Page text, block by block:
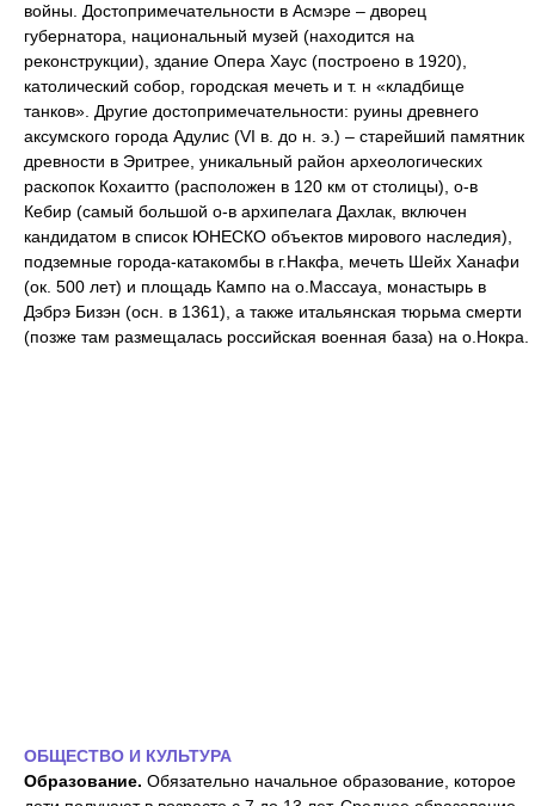
войны. Достопримечательности в Асмэре – дворец
губернатора, национальный музей (находится на
реконструкции), здание Опера Хаус (построено в 1920),
католический собор, городская мечеть и т. н «кладбище
танков». Другие достопримечательности: руины древнего
аксумского города Адулис (VI в. до н. э.) – старейший памятник
древности в Эритрее, уникальный район археологических
раскопок Кохаитто (расположен в 120 км от столицы), о-в
Кебир (самый большой о-в архипелага Дахлак, включен
кандидатом в список ЮНЕСКО объектов мирового наследия),
подземные города-катакомбы в г.Накфа, мечеть Шейх Ханафи
(ок. 500 лет) и площадь Кампо на о.Массауа, монастырь в
Дэбрэ Бизэн (осн. в 1361), а также итальянская тюрьма смерти
(позже там размещалась российская военная база) на о.Нокра.
ОБЩЕСТВО И КУЛЬТУРА
Образование. Обязательно начальное образование, которое